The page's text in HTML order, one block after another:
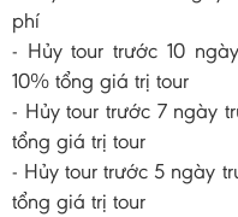
phí
- Hủy tour trước 10
10% tổng giá trị tour
- Hủy tour trước 7 ngày
tổng giá trị tour
- Hủy tour trước 5 ngày
tổng giá trị tour